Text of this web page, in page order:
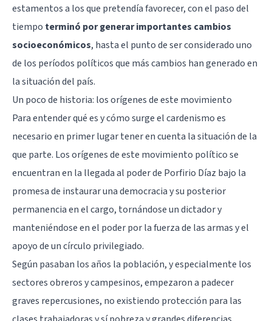
estamentos a los que pretendía favorecer, con el paso del
tiempo terminó por generar importantes cambios
socioeconómicos, hasta el punto de ser considerado uno
de los períodos políticos que más cambios han generado en
la situación del país.
Un poco de historia: los orígenes de este movimiento
Para entender qué es y cómo surge el cardenismo es
necesario en primer lugar tener en cuenta la situación de la
que parte. Los orígenes de este movimiento político se
encuentran en la llegada al poder de Porfirio Díaz bajo la
promesa de instaurar una democracia y su posterior
permanencia en el cargo, tornándose un dictador y
manteniéndose en el poder por la fuerza de las armas y el
apoyo de un círculo privilegiado.
Según pasaban los años la población, y especialmente los
sectores obreros y campesinos, empezaron a padecer
graves repercusiones, no existiendo protección para las